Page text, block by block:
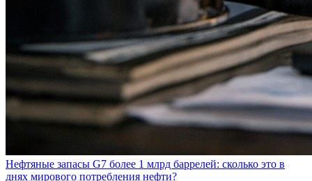
Нефтяные запасы G7 более 1 млрд баррелей: сколько это в
днях мирового потребления нефти?